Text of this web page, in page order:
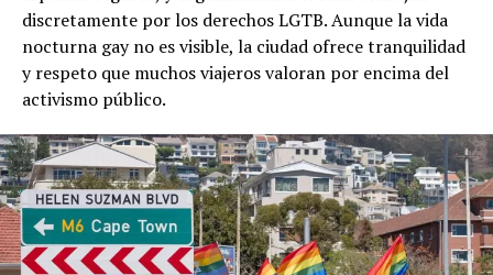
discretamente por los derechos LGTB. Aunque la vida
nocturna gay no es visible, la ciudad ofrece tranquilidad
y respeto que muchos viajeros valoran por encima del
activismo público.